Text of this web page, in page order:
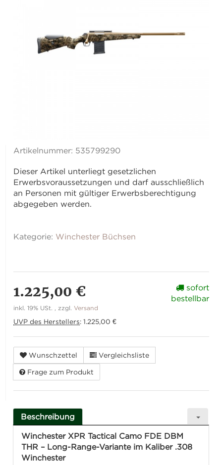
Artikelnummer: 535799290
Dieser Artikel unterliegt gesetzlichen
Erwerbsvoraussetzungen und darf ausschließlich
an Personen mit gültiger Erwerbsberechtigung
abgegeben werden.
Kategorie: Winchester Büchsen
1.225,00 €
inkl. 19% USt. , zzgl.Versand
UVP des Herstellers:1.225,00 €
sofort
bestellbar
Wunschzettel Vergleichsliste
Frage zum Produkt
Beschreibung
Winchester XPR Tactical Camo FDE DBM
THR – Long-Range-Variante im Kaliber .308
Winchester